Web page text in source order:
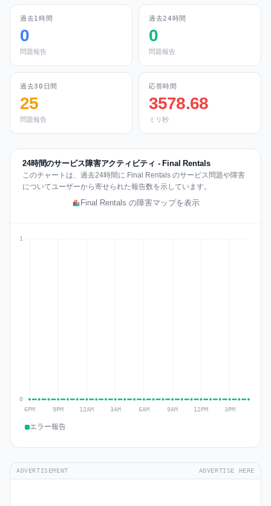
過去1時間
0
問題報告
過去24時間
0
問題報告
過去30日間
25
問題報告
応答時間
3578.68
ミリ秒
24時間のサービス障害アクティビティ - Final Rentals
このチャートは、過去24時間に Final Rentals のサービス問題や障害
についてユーザーから寄せられた報告数を示しています。
Final Rentals の障害マップを表示
エラー報告
ADVERTISEMENT ADVERTISE HERE